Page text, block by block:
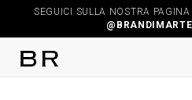
SEGUICI SULLA NOSTRA